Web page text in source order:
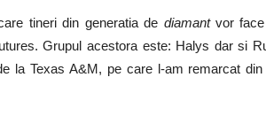
tineri din generatia de diamantvor face
Grupul acestora este: Halys dar si
la Texas A&M, pe care l-am remarcat